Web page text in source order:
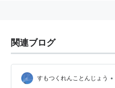
関連ブログ
すもつくれんことんじょう •